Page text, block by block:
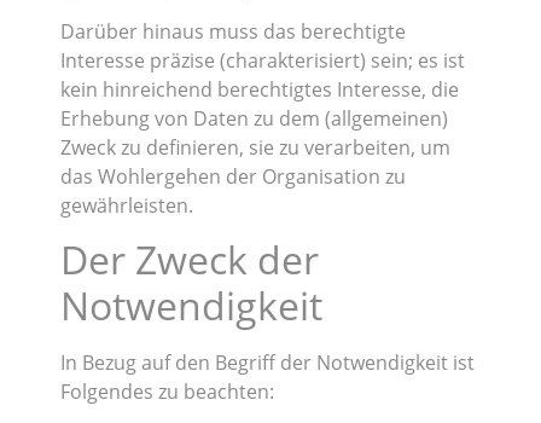
Darüber hinaus muss das berechtigte
Interesse präzise (charakterisiert) sein; es ist
kein hinreichend berechtigtes Interesse, die
Erhebung von Daten zu dem (allgemeinen)
Zweck zu definieren, sie zu verarbeiten, um
das Wohlergehen der Organisation zu
gewährleisten.
Der Zweck der
Notwendigkeit
In Bezug auf den Begriff der Notwendigkeit ist
Folgendes zu beachten: